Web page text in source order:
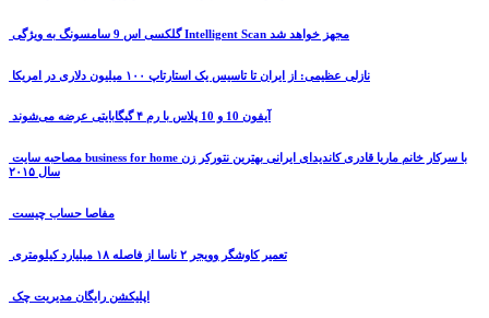
گلکسی اس 9 سامسونگ به ویژگی Intelligent Scan مجهز خواهد شد
نازلی عظیمی: از ایران تا تاسیس یک استارتاپ ۱۰۰ میلیون دلاری در امریکا
آیفون 10 و 10 پلاس با رم ۴ گیگابایتی عرضه می‌شوند
سال ۲۰۱۵
مفاصا حساب چیست
تعمیر کاوشگر وویجر ۲ ناسا از فاصله ۱۸ میلیارد کیلومتری
اپلیکشن رایگان مدیریت چک